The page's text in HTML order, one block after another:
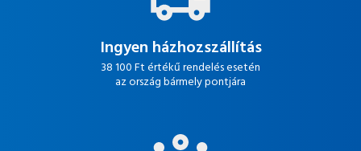
Ingyen házhozszállítás
38 100 Ft értékű rendelés esetén
az ország bármely pontjára